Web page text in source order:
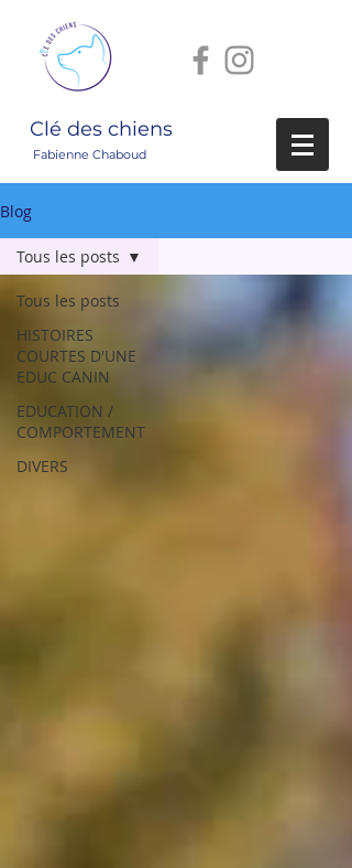
Clé des chiens
Fabienne Chaboud
Blog
Tous les posts
HISTOIRES
COURTES D'UNE
EDUC CANIN
EDUCATION /
COMPORTEMENT
DIVERS
Tous les posts